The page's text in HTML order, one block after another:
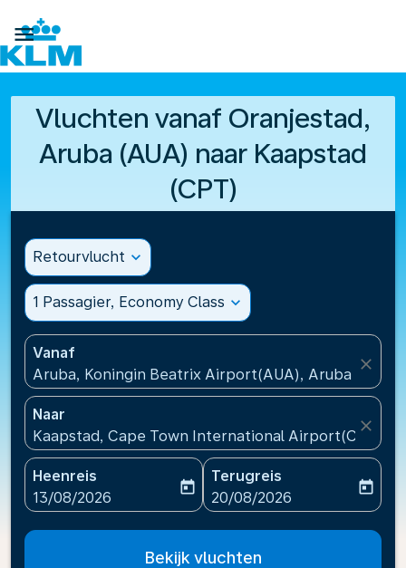

Vluchten vanaf Oranjestad,
Aruba (AUA) naar Kaapstad
(CPT)
Retourvlucht expand_more
1 Passagier, Economy Class expand_more
Vanaf
Aruba, Koningin Beatrix Airport(AUA), Aruba
close
Naar
Kaapstad, Cape Town International Airport(CPT),
close
Heenreis
fc-booking-departure-date-aria-label
13/08/2026
today
Terugreis
fc-booking-return-date-
20/08/2026
today
Bekijk vluchten